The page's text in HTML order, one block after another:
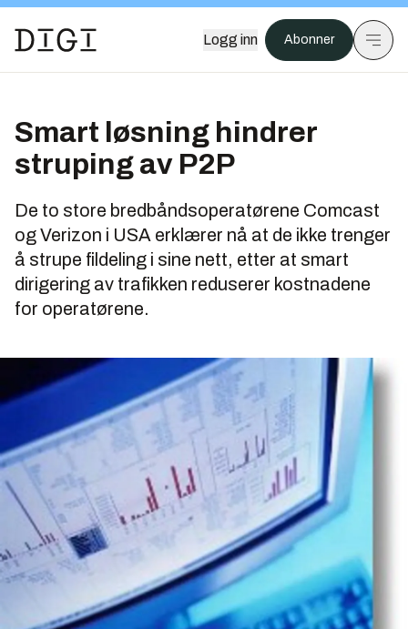
Logg inn Abonner
Smart løsning hindrer
struping av P2P
De to store bredbåndsoperatørene Comcast
og Verizon i USA erklærer nå at de ikke trenger
å strupe fildeling i sine nett, etter at smart
dirigering av trafikken reduserer kostnadene
for operatørene.